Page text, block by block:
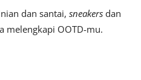
dan santai, sneakers dan
melengkapi OOTD-mu.